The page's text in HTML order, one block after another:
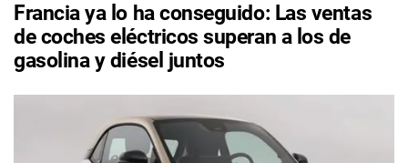
Francia ya lo ha conseguido: Las ventas
de coches eléctricos superan a los de
gasolina y diésel juntos